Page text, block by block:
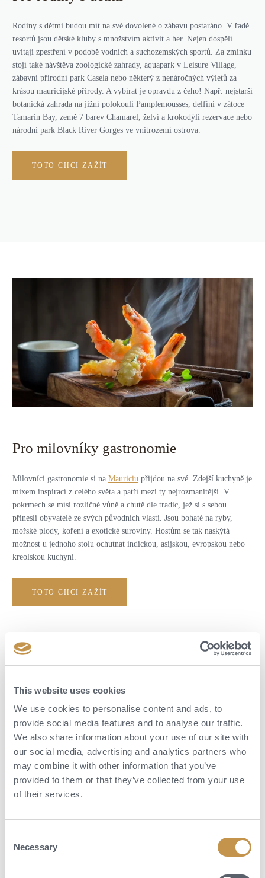
This website uses cookies
We use cookies to personalise content and ads, to
provide social media features and to analyse our traffic.
We also share information about your use of our site with
our social media, advertising and analytics partners who
may combine it with other information that you’ve
provided to them or that they’ve collected from your use
of their services.
Selection
Necessary
Rodiny s dětmi budou mít na své dovolené o zábavu postaráno. V řadě
resortů jsou dětské kluby s množstvím aktivit a her. Nejen dospělí
uvítají zpestření v podobě vodních a suchozemských sportů. Za zmínku
stojí také návštěva zoologické zahrady, aquapark v Leisure Village,
zábavní přírodní park Casela nebo některý z nenáročných výletů za
krásou mauricijské přírody. A vybírat je opravdu z čeho! Např. nejstarší
botanická zahrada na jižní polokouli Pamplemousses, delfíni v zátoce
Tamarin Bay, země 7 barev Chamarel, želví a krokodýlí rezervace nebo
národní park Black River Gorges ve vnitrozemí ostrova.
TOTO CHCI ZAŽÍT
Pro milovníky gastronomie
Milovníci gastronomie si na Mauriciu přijdou na své. Zdejší kuchyně je
mixem inspirací z celého světa a patří mezi ty nejrozmanitější. V
pokrmech se mísí rozličné vůně a chutě dle tradic, jež si s sebou
přinesli obyvatelé ze svých původních vlastí. Jsou bohaté na ryby,
mořské plody, koření a exotické suroviny. Hostům se tak naskýtá
možnost u jednoho stolu ochutnat indickou, asijskou, evropskou nebo
kreolskou kuchyni.
TOTO CHCI ZAŽÍT